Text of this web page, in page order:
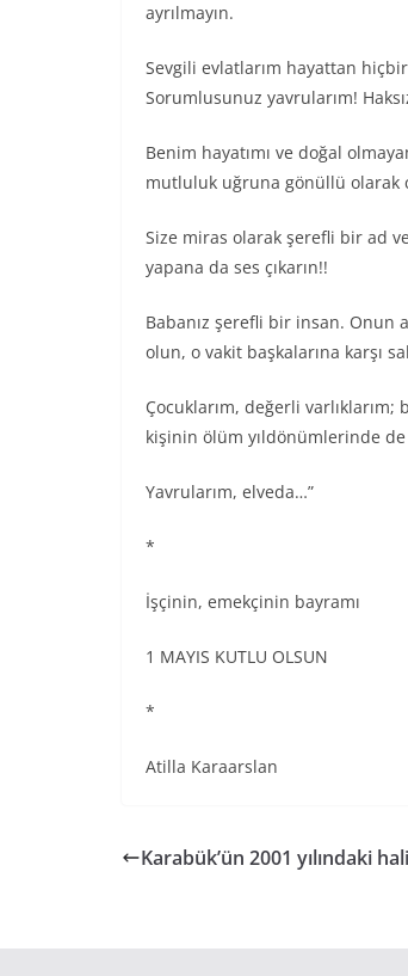
ayrılmayın.
Sevgili evlatlarım hayattan
Sorumlusunuz yavrularım!
Benim hayatımı ve doğal
mutluluk uğruna gönüllü olarak
Size miras olarak şerefli bir ad
yapana da ses çıkarın!!
Babanız şerefli bir insan. Onun
olun, o vakit başkalarına karşı
Çocuklarım, değerli
kişinin ölüm yıldönümlerinde de
Yavrularım, elveda…”
*
İşçinin, emekçinin bayramı
1 MAYIS KUTLU OLSUN
*
Atilla Karaarslan
Karabük’ün 2001 yılındaki